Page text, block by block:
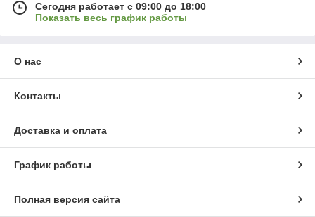
Сегодня работает с 09:00 до 18:00
Показать весь график работы
О нас
Контакты
Доставка и оплата
График работы
Полная версия сайта